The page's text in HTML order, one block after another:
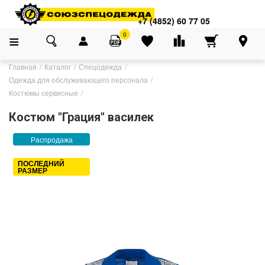
+7 (4852) 60 77 05
0
Главная Каталог
Спецодежда
Одежда для обслуживающего персонала
Костюмы сервисные
Костюм "Грация" василек
Распродажа
ПОСЛЕДНИЙ
РАЗМЕР